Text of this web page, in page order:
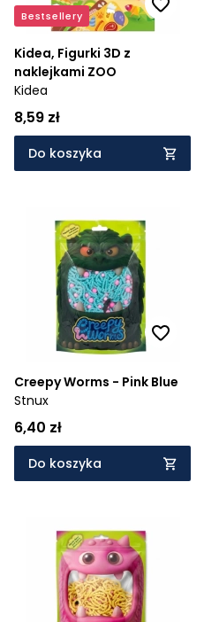
Od najnowszych
Od najstarszych
Bestsellery
Kidea, Figurki 3D z
naklejkami ZOO
Kidea
8,59 zł
Do koszyka
Creepy Worms - Pink Blue
Stnux
6,40 zł
Do koszyka